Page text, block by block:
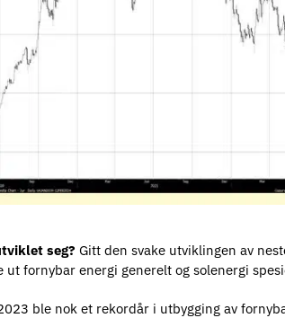
seg? Gitt den svake utviklingen av
fornybar energi generelt og solenergi
ble nok et rekordår i utbygging av